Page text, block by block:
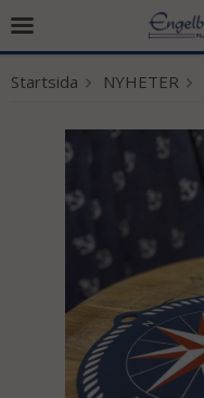
Produkten
Startsida NYHETER